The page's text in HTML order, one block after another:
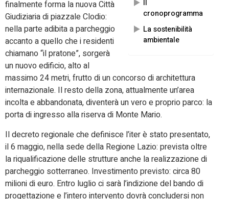
Il
cronoprogramma
La sostenibilità
ambientale
finalmente forma la nuova Città
Giudiziaria di piazzale Clodio:
nella parte adibita a parcheggio
accanto a quello che i residenti
chiamano “il pratone”, sorgerà
un nuovo edificio, alto al
massimo 24 metri, frutto di un concorso di architettura
internazionale. Il resto della zona, attualmente un’area
incolta e abbandonata, diventerà un vero e proprio parco: la
porta di ingresso alla riserva di Monte Mario.
Il decreto regionale che definisce l’iter è stato presentato,
il 6 maggio, nella sede della Regione Lazio: prevista oltre
la riqualificazione delle strutture anche la realizzazione di
parcheggio sotterraneo. Investimento previsto: circa 80
milioni di euro. Entro luglio ci sarà l’indizione del bando di
progettazione e l’intero intervento dovrà concludersi non